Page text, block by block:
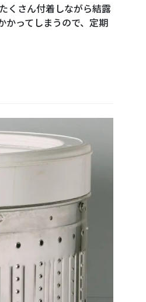
くさん付着しながら結露
かってしまうので、定期